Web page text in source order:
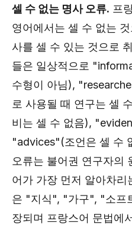
셀 수 없는 명사 오류. 프
영어에서는 셀 수 없는
사를 셀 수 있는 것으로
들은 일상적으로
수형이 아님),
로 사용될 때 연구는 셀
비는 셀 수 없음),
"advices"(조언은 셀 수
오류는 불어권 연구자의
어가 가장 먼저 알아차리
은 "지식", "가구", "소프
장되며 프랑스어 문법에